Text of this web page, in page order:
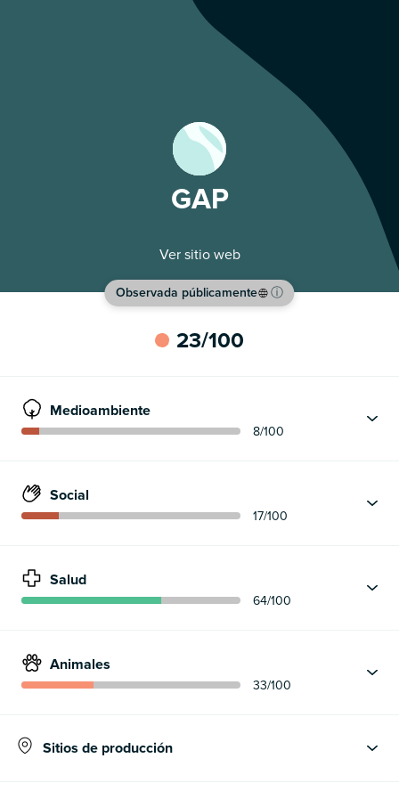
GAP
Ver sitio web
Observada públicamente ⓘ
23/100
Medioambiente
8/100
Social
17/100
Salud
64/100
Animales
33/100
Sitios de producción